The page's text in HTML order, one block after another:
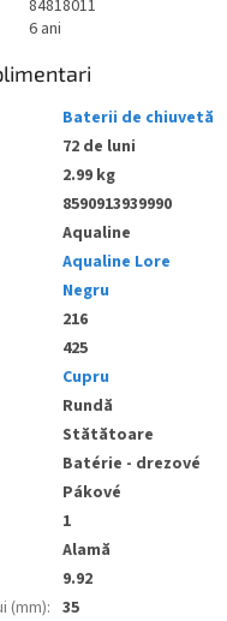
84818011
6 ani
Baterii de chiuvetă
72 de luni
2.99 kg
8590913939990
Aqualine
Aqualine Lore
Negru
216
425
Cupru
Rundă
Stătătoare
Batérie - drezové
Pákové
1
Alamă
9.92
(mm): 35